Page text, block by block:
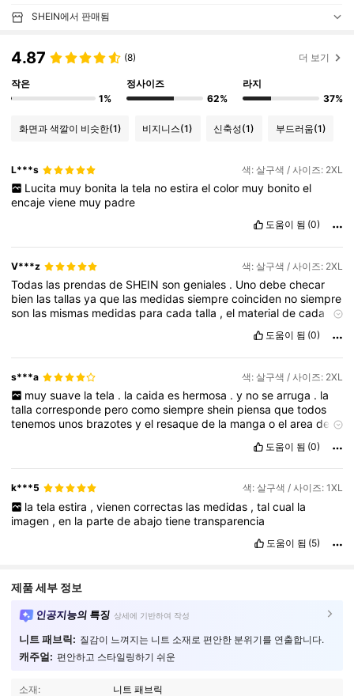
SHEIN에서 판매됨
4.87 (8) 더 보기
작은
1%
정사이즈
62%
라지
37%
화면과 색깔이 비슷한(1) 비지니스(1) 신축성(1) 부드러움(1)
L***s 색: 살구색 / 사이즈: 2XL
Lucita muy bonita la tela no estira el color muy bonito el
encajeviene muy padre
도움이 됨 (0)
V***z 색: 살구색 / 사이즈: 2XL
Todas las prendasde SHEINsongeniales . Unodebechecar
bien lastallasyaque las medidassiemprecoinciden nosiempre
son las mismas medidas paracadatalla ,el materialdecada
도움이 됨 (0)
s***a 색: 살구색 / 사이즈: 2XL
muy suave la tela . la caida es hermosa . y no se arruga . la
tallacorresponde perocomosiempreshein piensaquetodos
tenemos unos brazotesyel resaquede la mangaoelareade
도움이 됨 (0)
k***5 색: 살구색 / 사이즈: 1XL
la tela estira , vienen correctas las medidas , tal cual la
imagen ,en la partedeabajotienetransparencia
도움이 됨 (5)
제품 세부 정보
인공지능의 특징 상세에 기반하여 작성
니트 패브릭: 질감이 느껴지는 니트 소재로 편안한 분위기를 연출합니다.
캐주얼: 편안하고 스타일링하기 쉬운
소재:
니트 패브릭